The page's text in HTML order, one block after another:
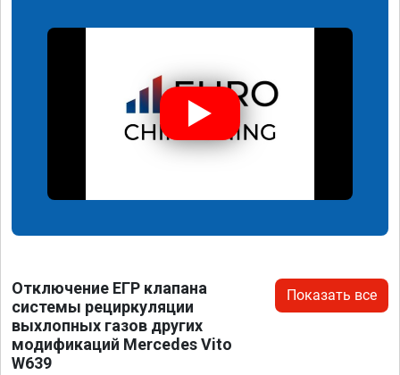
Отключение ЕГР клапана
системы рециркуляции
выхлопных газов других
модификаций Mercedes Vito
W639
Показать все